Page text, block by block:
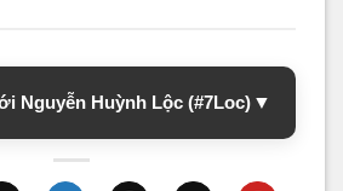
Nguyễn Huỳnh Lộc (#7Loc) ▼